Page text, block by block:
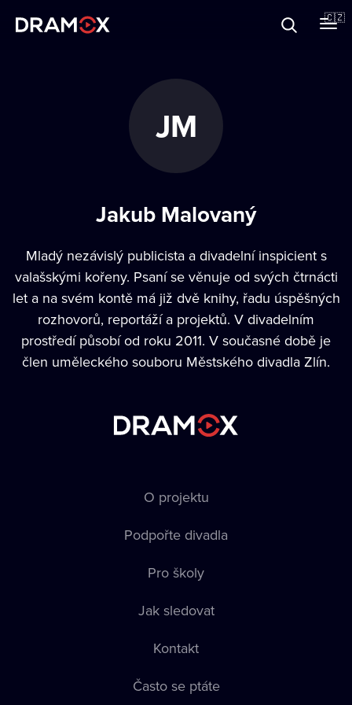
🇨🇿
JM
Jakub Malovaný
Mladý nezávislý publicista a divadelní inspicient s
valašskými kořeny. Psaní se věnuje od svých čtrnácti
let a na svém kontě má již dvě knihy, řadu úspěšných
rozhovorů, reportáží a projektů. V divadelním
prostředí působí od roku 2011. V současné době je
člen uměleckého souboru Městského divadla Zlín.
O projektu
Podpořte divadla
Pro školy
Jak sledovat
Kontakt
Často se ptáte